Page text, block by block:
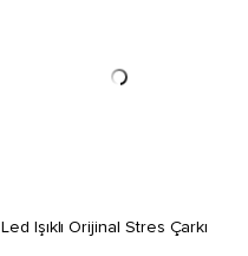
Led Işıklı Orijinal Stres Çarkı